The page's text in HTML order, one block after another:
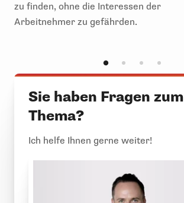
zu finden, ohne die Interessen der
Arbeitnehmer zu gefährden.
Sie haben Fragen zum
Thema?
Ich helfe Ihnen gerne weiter!